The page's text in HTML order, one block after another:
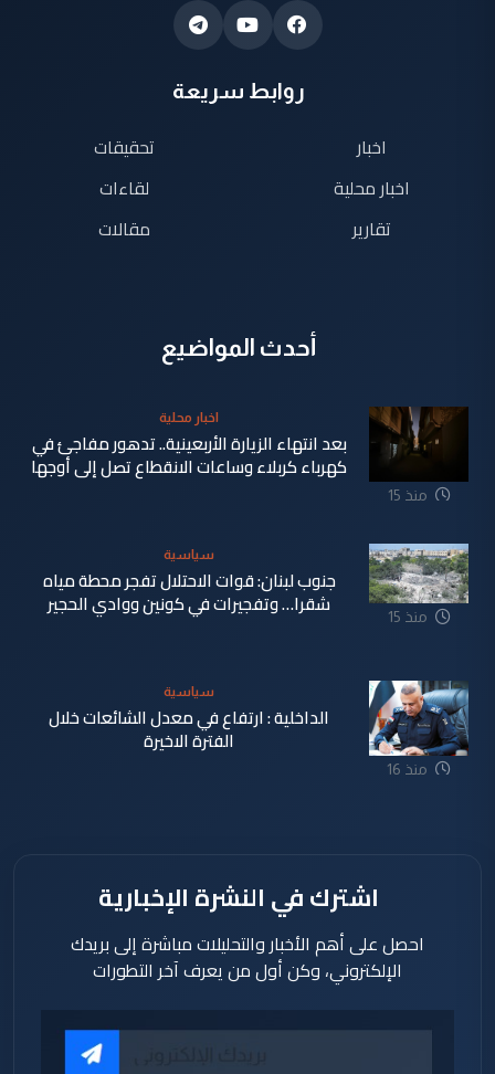
روابط سريعة
اخبار
اخبار محلية
تقارير
تحقيقات
لقاءات
مقالات
أحدث المواضيع
منذ 15
اخبار محلية
بعد انتهاء الزيارة الأربعينية.. تدهور مفاجئ في
كهرباء كربلاء وساعات الانقطاع تصل إلى أوجها
منذ 15
سياسية
جنوب لبنان: قوات الاحتلال تفجر محطة مياه
شقرا… وتفجيرات في كونين ووادي الحجير
منذ 16
سياسية
الداخلية : ارتفاع في معدل الشائعات خلال
الفترة الاخيرة
اشترك في النشرة الإخبارية
احصل على أهم الأخبار والتحليلات مباشرة إلى بريدك
الإلكتروني، وكن أول من يعرف آخر التطورات